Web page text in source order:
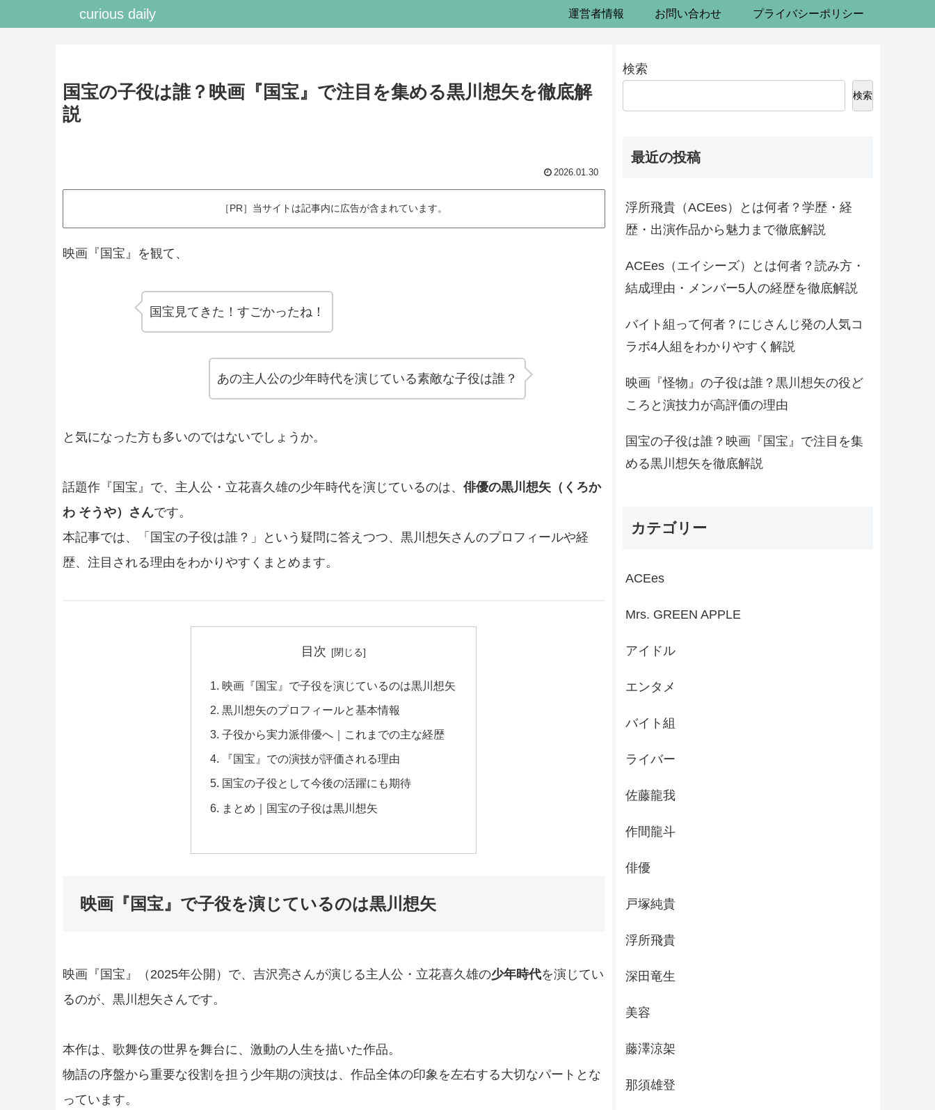
curious daily 運営者情報 お問い合わせ プライバシーポリシー
国宝の子役は誰？映画『国宝』で注目を集める黒川想矢を徹底解
説
2026.01.30
［PR］当サイトは記事内に広告が含まれています。
映画『国宝』を観て、
国宝見てきた！すごかったね！
あの主人公の少年時代を演じている素敵な子役は誰？
と気になった方も多いのではないでしょうか。
話題作『国宝』で、主人公・立花喜久雄の少年時代を演じているのは、 俳優の黒川想矢（くろか
わ そうや）さんです。
本記事では、「国宝の子役は誰？」という疑問に答えつつ、黒川想矢さんのプロフィールや経
歴、注目される理由をわかりやすくまとめます。
目次
映画『国宝』で子役を演じているのは黒川想矢
黒川想矢のプロフィールと基本情報
子役から実力派俳優へ｜これまでの主な経歴
『国宝』での演技が評価される理由
国宝の子役として今後の活躍にも期待
まとめ｜国宝の子役は黒川想矢
映画『国宝』で子役を演じているのは黒川想矢
映画『国宝』（2025年公開）で、吉沢亮さんが演じる主人公・立花喜久雄の少年時代を演じてい
るのが、黒川想矢さんです。
本作は、歌舞伎の世界を舞台に、激動の人生を描いた作品。
物語の序盤から重要な役割を担う少年期の演技は、作品全体の印象を左右する大切なパートとな
っています。
検索
検索
最近の投稿
浮所飛貴（ACEes）とは何者？学歴・経
歴・出演作品から魅力まで徹底解説
ACEes（エイシーズ）とは何者？読み方・
結成理由・メンバー5人の経歴を徹底解説
バイト組って何者？にじさんじ発の人気コ
ラボ4人組をわかりやすく解説
映画『怪物』の子役は誰？黒川想矢の役ど
ころと演技力が高評価の理由
国宝の子役は誰？映画『国宝』で注目を集
める黒川想矢を徹底解説
カテゴリー
ACEes
Mrs. GREEN APPLE
アイドル
エンタメ
バイト組
ライバー
佐藤龍我
作間龍斗
俳優
戸塚純貴
浮所飛貴
深田竜生
美容
藤澤涼架
那須雄登